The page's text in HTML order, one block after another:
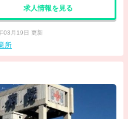
求人情報を見る
03月19日 更新
所